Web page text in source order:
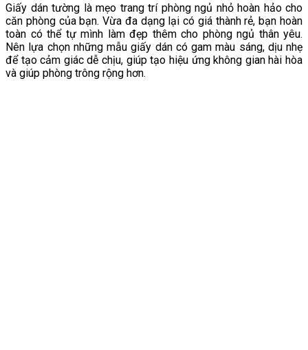
Giấy dán tường là mẹo trang trí phòng ngủ nhỏ hoàn hảo cho
căn phòng của bạn. Vừa đa dạng lại có giá thành rẻ, bạn hoàn
toàn có thể tự mình làm đẹp thêm cho phòng ngủ thân yêu.
Nên lựa chọn những mẫu giấy dán có gam màu sáng, dịu nhẹ
để tạo cảm giác dễ chịu, giúp tạo hiệu ứng không gian hài hòa
và giúp phòng trông rộng hơn.